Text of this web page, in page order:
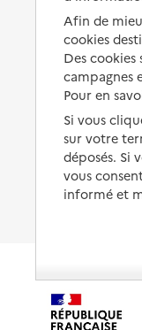
santé
Organiser à
protection
Les mesures de
Les obligations de
À qui s’adresser ?
Afin de
cookies
Des
campagnes
Pour en
Si vous
sur votre
déposés. Si
vous
informé et